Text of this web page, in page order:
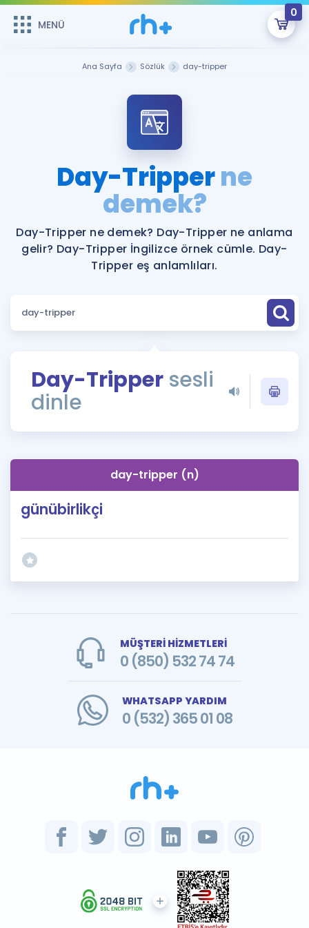
MENÜ
0
Şifremi Hatırlamıyorum
Sepetin Şu An Boş.
Remzi Hoca ile seni sınava hazırlayacak onlarca eğitim seni
bekliyor!
MENÜ
Katılımcı Görüşleri
Faydalı Araçlar
Ücretsiz Kaynaklar
Puan Hesaplama
ÖSYM Sınav Takvimi
Kampanyalar
İngilizce Gramer
İngilizce Gramer
Ana Sayfa Sözlük day-tripper
Day-Tripperne
demek?
Day-Tripper ne demek? Day-Tripper ne anlama
gelir? Day-Tripper İngilizce örnek cümle. Day-
Tripper eş anlamlıları.
Day-Tripper sesli
dinle
day-tripper (n)
günübirlikçi
MÜŞTERİ HİZMETLERİ
0 (850) 532 74 74
WHATSAPP YARDIM
0 (532) 365 01 08